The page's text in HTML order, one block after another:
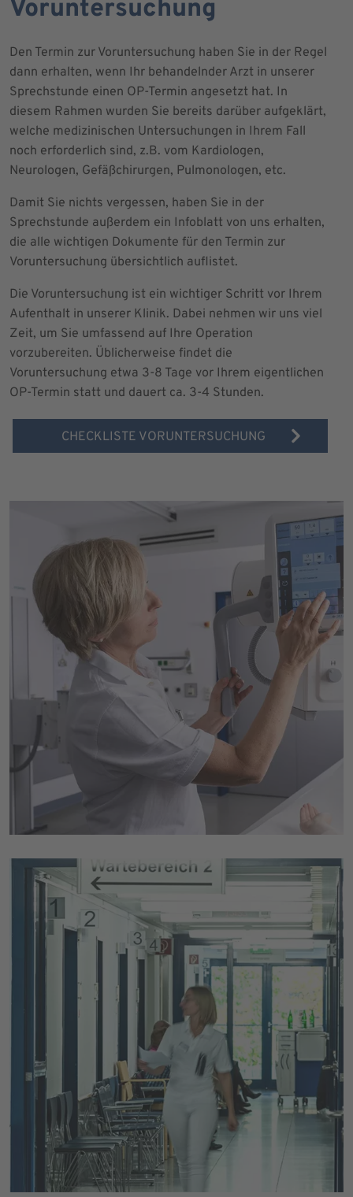
Voruntersuchung
Den Termin zur Voruntersuchung haben Sie in der Regel
dann erhalten, wenn Ihr behandelnder Arzt in unserer
Sprechstunde einen OP-Termin angesetzt hat. In
diesem Rahmen wurden Sie bereits darüber aufgeklärt,
welche medizinischen Untersuchungen in Ihrem Fall
noch erforderlich sind, z.B. vom Kardiologen,
Neurologen, Gefäßchirurgen, Pulmonologen, etc.
Damit Sie nichts vergessen, haben Sie in der
Sprechstunde außerdem ein Infoblatt von uns erhalten,
die alle wichtigen Dokumente für den Termin zur
Voruntersuchung übersichtlich auflistet.
Die Voruntersuchung ist ein wichtiger Schritt vor Ihrem
Aufenthalt in unserer Klinik. Dabei nehmen wir uns viel
Zeit, um Sie umfassend auf Ihre Operation
vorzubereiten. Üblicherweise findet die
Voruntersuchung etwa 3-8 Tage vor Ihrem eigentlichen
OP-Termin statt und dauert ca. 3-4 Stunden.
CHECKLISTE VORUNTERSUCHUNG